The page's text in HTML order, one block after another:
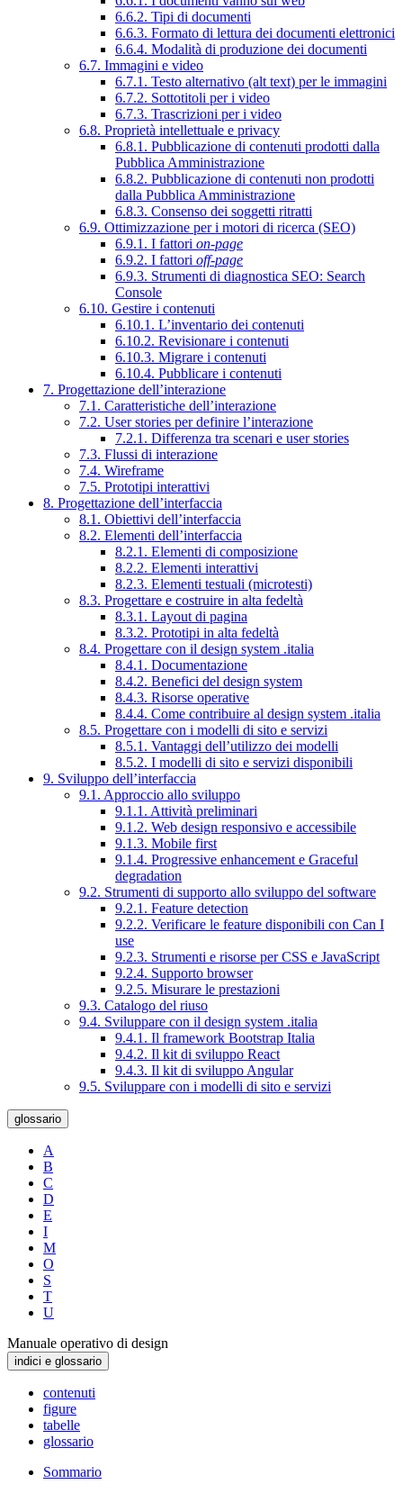
6.6.2. Tipi di documenti
6.6.3. Formato di lettura dei documenti elettronici
6.6.4. Modalità di produzione dei documenti
6.7. Immagini e video
6.7.1. Testo alternativo (alt text) per le immagini
6.7.2. Sottotitoli per i video
6.7.3. Trascrizioni per i video
6.8. Proprietà intellettuale e privacy
6.8.1. Pubblicazione di contenuti prodotti dalla
Pubblica Amministrazione
6.8.2. Pubblicazione di contenuti non prodotti
dalla Pubblica Amministrazione
6.8.3. Consenso dei soggetti ritratti
6.9. Ottimizzazione per i motori di ricerca (SEO)
6.9.1. I fattori on-page
6.9.2. I fattori off-page
6.9.3. Strumenti di diagnostica SEO: Search
Console
6.10. Gestire i contenuti
6.10.1. L’inventario dei contenuti
6.10.2. Revisionare i contenuti
6.10.3. Migrare i contenuti
6.10.4. Pubblicare i contenuti
7. Progettazione dell’interazione
7.1. Caratteristiche dell’interazione
7.2. User stories per definire l’interazione
7.2.1. Differenza tra scenari e user stories
7.3. Flussi di interazione
7.4. Wireframe
7.5. Prototipi interattivi
8. Progettazione dell’interfaccia
8.1. Obiettivi dell’interfaccia
8.2. Elementi dell’interfaccia
8.2.1. Elementi di composizione
8.2.2. Elementi interattivi
8.2.3. Elementi testuali (microtesti)
8.3. Progettare e costruire in alta fedeltà
8.3.1. Layout di pagina
8.3.2. Prototipi in alta fedeltà
8.4. Progettare con il design system .italia
8.4.1. Documentazione
8.4.2. Benefici del design system
8.4.3. Risorse operative
8.4.4. Come contribuire al design system .italia
8.5. Progettare con i modelli di sito e servizi
8.5.1. Vantaggi dell’utilizzo dei modelli
8.5.2. I modelli di sito e servizi disponibili
9. Sviluppo dell’interfaccia
9.1. Approccio allo sviluppo
9.1.1. Attività preliminari
9.1.2. Web design responsivo e accessibile
9.1.3. Mobile first
9.1.4. Progressive enhancement e Graceful
degradation
9.2. Strumenti di supporto allo sviluppo del software
9.2.1. Feature detection
9.2.2. Verificare le feature disponibili con Can I
use
9.2.3. Strumenti e risorse per CSS e JavaScript
9.2.4. Supporto browser
9.2.5. Misurare le prestazioni
9.3. Catalogo del riuso
9.4. Sviluppare con il design system .italia
9.4.1. Il framework Bootstrap Italia
9.4.2. Il kit di sviluppo React
9.4.3. Il kit di sviluppo Angular
9.5. Sviluppare con i modelli di sito e servizi
glossario
A
B
C
D
E
I
M
O
S
T
U
Manuale operativo di design
indici e glossario
contenuti
figure
tabelle
glossario
Sommario